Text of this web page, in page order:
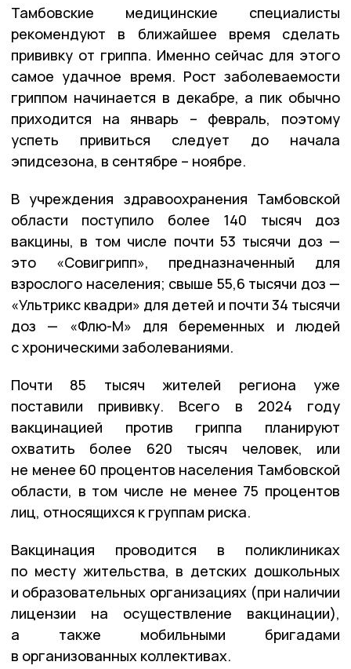
Тамбовские медицинские специалисты
рекомендуют в ближайшее время сделать
прививку от гриппа. Именно сейчас для этого
самое удачное время. Рост заболеваемости
гриппом начинается в декабре, а пик обычно
приходится на январь – февраль, поэтому
успеть привиться следует до начала
эпидсезона, в сентябре – ноябре.
В учреждения здравоохранения Тамбовской
области поступило более 140 тысяч доз
вакцины, в том числе почти 53 тысячи доз —
это «Совигрипп», предназначенный для
взрослого населения; свыше 55,6 тысячи доз —
«Ультрикс квадри» для детей и почти 34 тысячи
доз — «Флю-М» для беременных и людей
с хроническими заболеваниями.
Почти 85 тысяч жителей региона уже
поставили прививку. Всего в 2024 году
вакцинацией против гриппа планируют
охватить более 620 тысяч человек, или
не менее 60 процентов населения Тамбовской
области, в том числе не менее 75 процентов
лиц, относящихся к группам риска.
Вакцинация проводится в поликлиниках
по месту жительства, в детских дошкольных
и образовательных организациях (при наличии
лицензии на осуществление вакцинации),
а также мобильными бригадами
в организованных коллективах.